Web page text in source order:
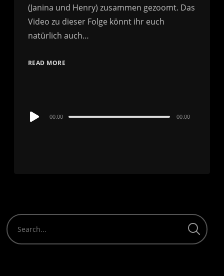
(Janina und Henry) zusammen gezoomt. Das
Video zu dieser Folge könnt ihr euch
natürlich auch…
READ MORE
Audio
00:00 00:00